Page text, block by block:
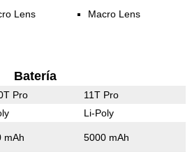
Lens Macro Lens
Batería
Pro 11T Pro
Li-Poly
mAh 5000 mAh